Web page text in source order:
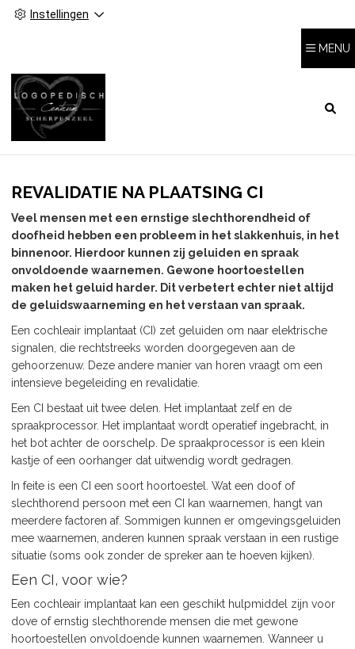
Instellingen
MENU
REVALIDATIE NA PLAATSING CI
Veel mensen met een ernstige slechthorendheid of
doofheid hebben een probleem in het slakkenhuis, in het
binnenoor. Hierdoor kunnen zij geluiden en spraak
onvoldoende waarnemen. Gewone hoortoestellen
maken het geluid harder. Dit verbetert echter niet altijd
de geluidswaarneming en het verstaan van spraak.
Een cochleair implantaat (CI) zet geluiden om naar elektrische
signalen, die rechtstreeks worden doorgegeven aan de
gehoorzenuw. Deze andere manier van horen vraagt om een
intensieve begeleiding en revalidatie.
Een CI bestaat uit twee delen. Het implantaat zelf en de
spraakprocessor. Het implantaat wordt operatief ingebracht, in
het bot achter de oorschelp. De spraakprocessor is een klein
kastje of een oorhanger dat uitwendig wordt gedragen.
In feite is een CI een soort hoortoestel. Wat een doof of
slechthorend persoon met een CI kan waarnemen, hangt van
meerdere factoren af. Sommigen kunnen er omgevingsgeluiden
mee waarnemen, anderen kunnen spraak verstaan in een rustige
situatie (soms ook zonder de spreker aan te hoeven kijken).
Een CI, voor wie?
Een cochleair implantaat kan een geschikt hulpmiddel zijn voor
dove of ernstig slechthorende mensen die met gewone
hoortoestellen onvoldoende kunnen waarnemen. Wanneer u